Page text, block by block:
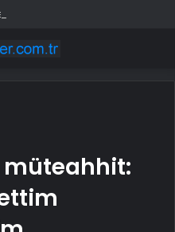
ikinci el araçlar
müteahhit: